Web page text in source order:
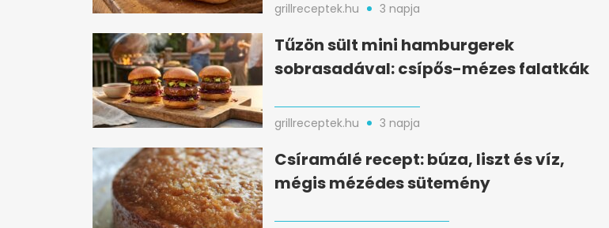
grillreceptek.hu 3 napja
Tűzön sült mini hamburgerek
sobrasadával: csípős-mézes falatkák
grillreceptek.hu 3 napja
Csíramálé recept: búza, liszt és víz,
mégis mézédes sütemény